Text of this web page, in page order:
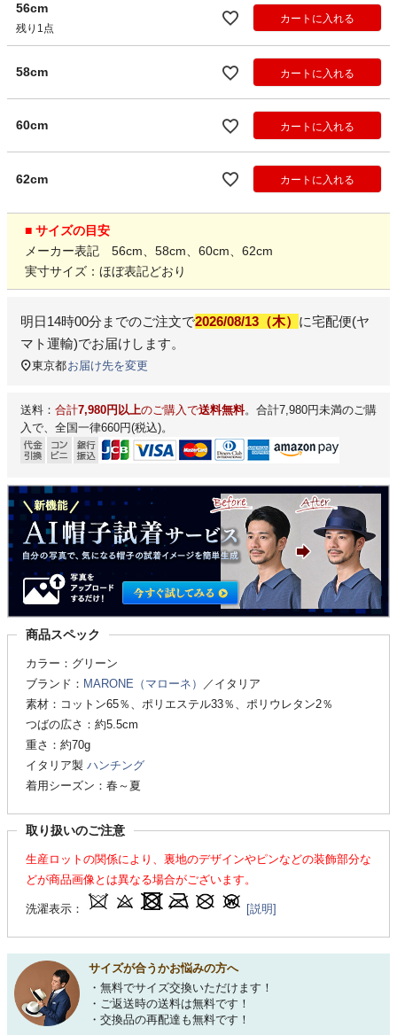
56cm
残り1点
カートに入れる
58cm カートに入れる
60cm カートに入れる
62cm カートに入れる
■ サイズの目安
メーカー表記 56cm、58cm、60cm、62cm
実寸サイズ：ほぼ表記どおり
明日14時00分 までのご注文で2026/08/13（木） に宅配便(ヤ
マト運輸)でお届けします。
東京都お届け先を変更
送料： 合計7,980円以上のご購入で送料無料。合計7,980円未満のご購
入で、全国一律660円(税込)。
商品スペック
カラー：グリーン
ブランド： MARONE（マローネ）
／イタリア
素材：コットン65％、ポリエステル33％、ポリウレタン2％
つばの広さ：約5.5cm
重さ：約70g
イタリア製 ハンチング
着用シーズン：春～夏
取り扱いのご注意
生産ロットの関係により、裏地のデザインやピンなどの装飾部分な
どが商品画像とは異なる場合がございます。
洗濯表示： [説明]
サイズが合うかお悩みの方へ
・無料でサイズ交換いただけます！
・ご返送時の送料は無料です！
・交換品の再配達も無料です！